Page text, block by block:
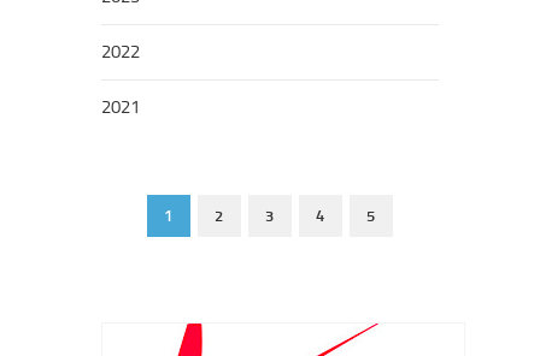
2022
2021
1 2 3 4 5